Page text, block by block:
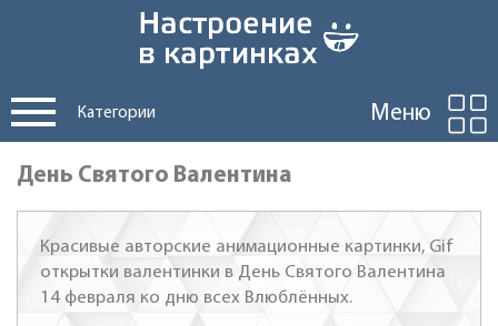
Категории Меню
День Святого Валентина
Красивые авторские анимационные картинки, Gif
открытки валентинки в День Святого Валентина
14 февраля ко дню всех Влюблённых.